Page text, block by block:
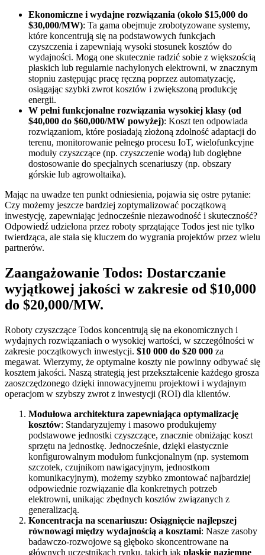
Ekonomiczne i wydajne rozwiązania (około $15,000 do
$30,000/MW): Ta gama obejmuje zrobotyzowane systemy,
które koncentrują się na podstawowych funkcjach
czyszczenia i zapewniają wysoki stosunek kosztów do
wydajności. Mogą one skutecznie radzić sobie z większością
płaskich lub regularnie nachylonych elektrowni, w znacznym
stopniu zastępując pracę ręczną poprzez automatyzację,
osiągając szybki zwrot kosztów i zwiększoną produkcję
energii.
W pełni funkcjonalne rozwiązania wysokiej klasy (od
$40,000 do $60,000/MW powyżej): Koszt ten odpowiada
rozwiązaniom, które posiadają złożoną zdolność adaptacji do
terenu, monitorowanie pełnego procesu IoT, wielofunkcyjne
moduły czyszczące (np. czyszczenie wodą) lub dogłębne
dostosowanie do specjalnych scenariuszy (np. obszary
górskie lub agrowoltaika).
Mając na uwadze ten punkt odniesienia, pojawia się ostre pytanie:
Czy możemy jeszcze bardziej zoptymalizować początkową
inwestycję, zapewniając jednocześnie niezawodność i skuteczność?
Odpowiedź udzielona przez roboty sprzątające Todos jest nie tylko
twierdząca, ale stała się kluczem do wygrania projektów przez wielu
partnerów.
Zaangażowanie Todos: Dostarczanie
wyjątkowej jakości w zakresie od $10,000
do $20,000/MW.
Roboty czyszczące Todos koncentrują się na ekonomicznych i
wydajnych rozwiązaniach o wysokiej wartości, w szczególności w
zakresie początkowych inwestycji. $10 000 do $20 000 za
megawat. Wierzymy, że optymalne koszty nie powinny odbywać się
kosztem jakości. Naszą strategią jest przekształcenie każdego grosza
zaoszczędzonego dzięki innowacyjnemu projektowi i wydajnym
operacjom w szybszy zwrot z inwestycji (ROI) dla klientów.
Modułowa architektura zapewniająca optymalizację
kosztów: Standaryzujemy i masowo produkujemy
podstawowe jednostki czyszczące, znacznie obniżając koszt
sprzętu na jednostkę. Jednocześnie, dzięki elastycznie
konfigurowalnym modułom funkcjonalnym (np. systemom
szczotek, czujnikom nawigacyjnym, jednostkom
komunikacyjnym), możemy szybko zmontować najbardziej
odpowiednie rozwiązanie dla konkretnych potrzeb
elektrowni, unikając zbędnych kosztów związanych z
generalizacją.
Koncentracja na scenariuszu: Osiągnięcie najlepszej
równowagi między wydajnością a kosztami: Nasze zasoby
badawczo-rozwojowe są głęboko skoncentrowane na
głównych uczestnikach rynku, takich jak płaskie naziemne